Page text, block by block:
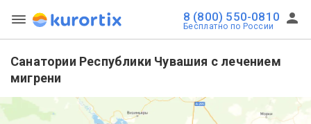
8 (800) 550-0810
Бесплатно по России
Санатории Республики Чувашия с лечением
мигрени